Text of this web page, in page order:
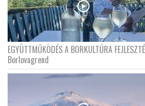
EGYÜTTMŰKÖDÉS A BORKULTÚRA
Borlovagrend